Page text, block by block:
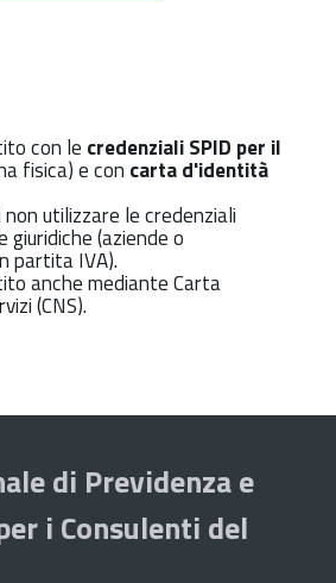
con le credenziali SPID per il
fisica) e con carta d'identità
utilizzare le credenziali
giuridiche (aziende o
partita IVA).
anche mediante Carta
(CNS).
di Previdenza e
i Consulenti del